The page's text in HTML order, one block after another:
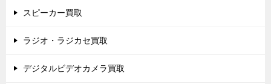
スピーカー買取
ラジオ・ラジカセ買取
デジタルビデオカメラ買取